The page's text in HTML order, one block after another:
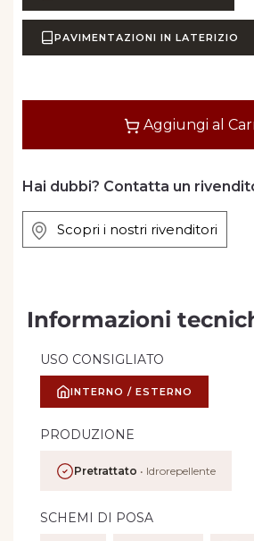
PAVIMENTAZIONI IN LATERIZIO
Aggiungi al
Hai dubbi? Contatta un
Scopri i nostri rivenditori
Informazioni
USO CONSIGLIATO
INTERNO / ESTERNO
PRODUZIONE
Pretrattato • Idrorepellente
SCHEMI DI POSA